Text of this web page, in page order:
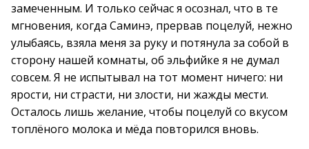
замеченным. И только сейчас я осознал, что в те
мгновения, когда Саминэ, прервав поцелуй, нежно
улыбаясь, взяла меня за руку и потянула за собой в
сторону нашей комнаты, об эльфийке я не думал
совсем. Я не испытывал на тот момент ничего: ни
ярости, ни страсти, ни злости, ни жажды мести.
Осталось лишь желание, чтобы поцелуй со вкусом
топлёного молока и мёда повторился вновь.